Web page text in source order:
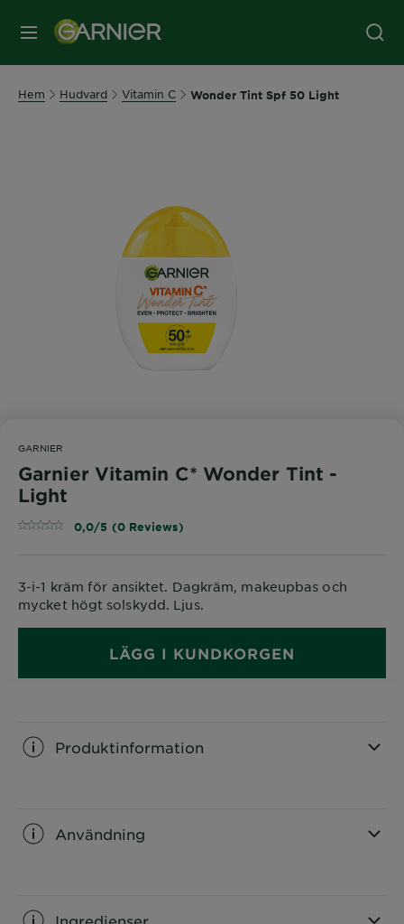
MENY
Hem Hudvard Vitamin C Wonder Tint Spf 50 Light
GARNIER
Garnier Vitamin C* Wonder Tint -
Light
0,0/5 (0 Reviews)
3-i-1 kräm för ansiktet. Dagkräm, makeupbas och
mycket högt solskydd. Ljus.
LÄGG I KUNDKORGEN
Produktinformation
Användning
Ingredienser